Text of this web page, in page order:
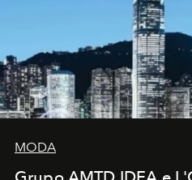
MODA